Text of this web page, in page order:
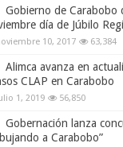
Gobierno de Carabobo
día de Júbilo
10, 2017 63,384
Alimca avanza en
CLAP en Carabobo
1, 2019 56,850
Gobernación lanza
a Carabobo”